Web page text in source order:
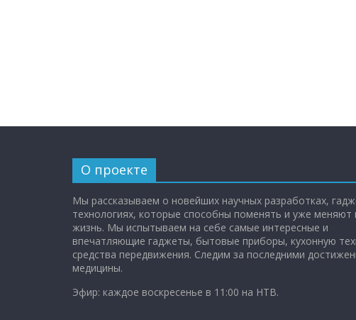
О проекте
Мы рассказываем о новейших научных разработках,
технологиях, которые способны поменять и уже меняют
жизнь. Мы испытываем на себе самые интересные и
впечатляющие гаджеты, бытовые приборы, кухонную
средства передвижения. Следим за последними
медицины.
Эфир: каждое воскресенье в 11:00 на НТВ.